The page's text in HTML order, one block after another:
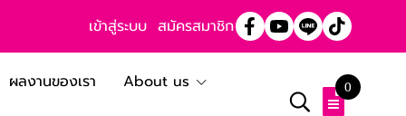
เข้าสู่ระบบ สมัครสมาชิก
ผลงานของเรา
About us
0